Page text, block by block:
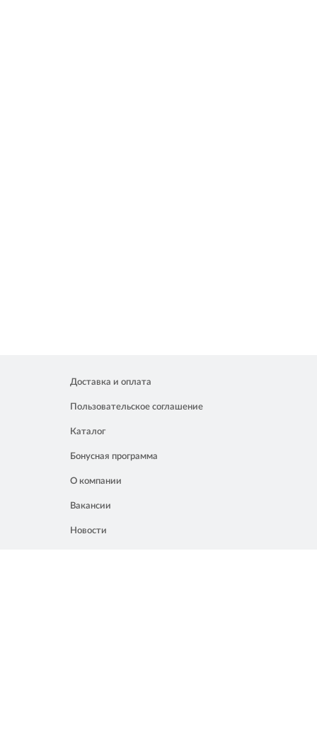
Доставка и оплата
Пользовательское соглашение
Каталог
Бонусная программа
О компании
Вакансии
Новости